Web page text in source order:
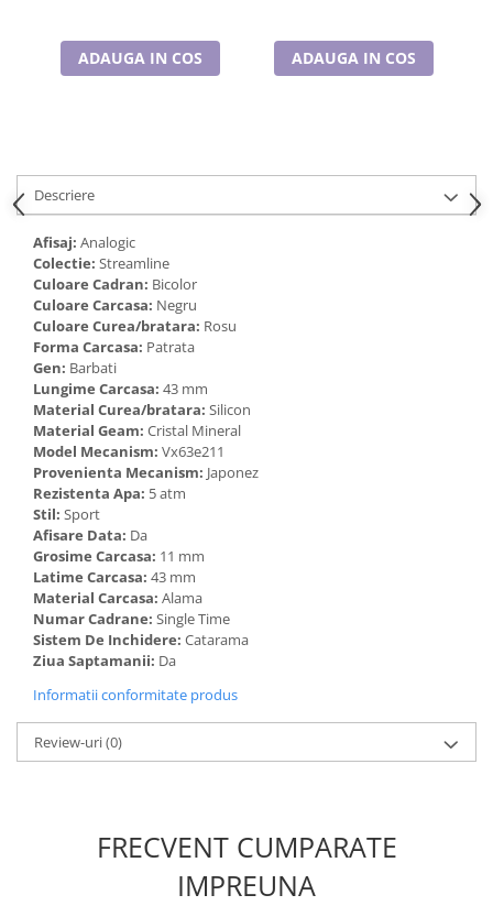
Cadouri pentru Sfânta Maria
MartisoareADAUGA IN COS ADAUGA IN COS
Descriere
Afisaj: Analogic
Colectie: Streamline
Culoare Cadran: Bicolor
Culoare Carcasa: Negru
Culoare Curea/bratara: Rosu
Forma Carcasa: Patrata
Gen: Barbati
Lungime Carcasa: 43 mm
Material Curea/bratara: Silicon
Material Geam: Cristal Mineral
Model Mecanism: Vx63e211
Provenienta Mecanism: Japonez
Rezistenta Apa: 5 atm
Stil: Sport
Afisare Data: Da
Grosime Carcasa: 11 mm
Latime Carcasa: 43 mm
Material Carcasa: Alama
Numar Cadrane: Single Time
Sistem De Inchidere: Catarama
Ziua Saptamanii: Da
Informatii conformitate produs
Review-uri(0)
FRECVENT CUMPARATE
IMPREUNA